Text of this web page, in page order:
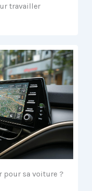
travailler
pour sa voiture ?